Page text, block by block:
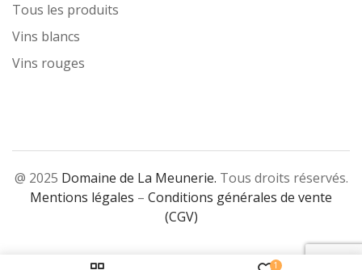
1
Tous les produits
Vins blancs
Vins rouges
@ 2025 Domaine de La Meunerie. Tous droits réservés.
Mentions légales – Conditions générales de vente
(CGV)